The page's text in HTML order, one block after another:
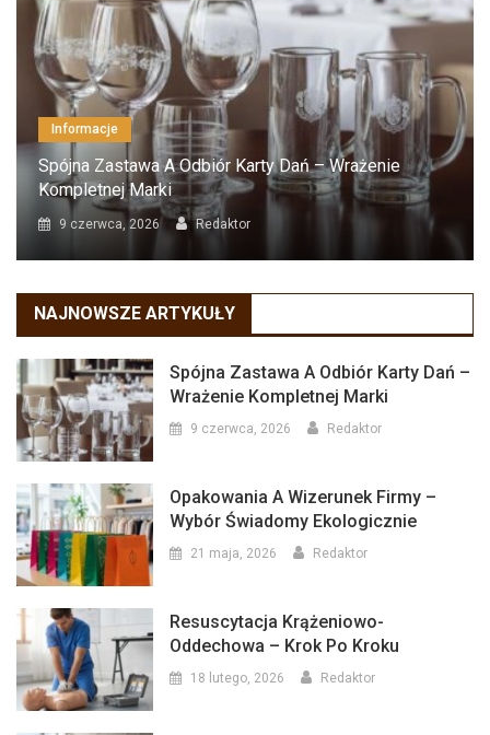
Informacje
Spójna Zastawa A Odbiór Karty Dań – Wrażenie
Kompletnej Marki
9 czerwca, 2026 Redaktor
NAJNOWSZE ARTYKUŁY
Spójna Zastawa A Odbiór Karty Dań –
Wrażenie Kompletnej Marki
9 czerwca, 2026 Redaktor
Opakowania A Wizerunek Firmy –
Wybór Świadomy Ekologicznie
21 maja, 2026 Redaktor
Resuscytacja Krążeniowo-
Oddechowa – Krok Po Kroku
18 lutego, 2026 Redaktor